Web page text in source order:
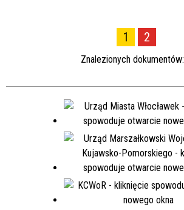
1 2
Znalezionych dokumentów: